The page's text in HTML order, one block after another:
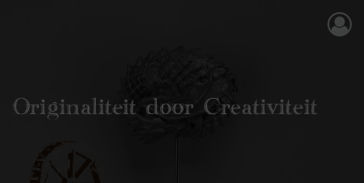
Originaliteit door Creativiteit